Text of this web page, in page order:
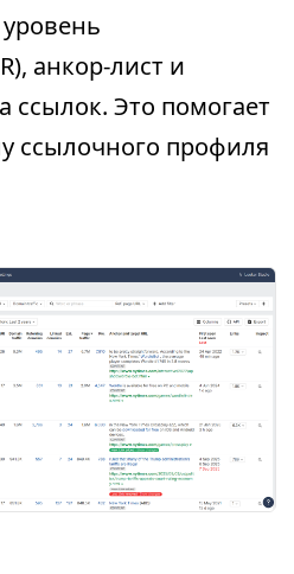
анкор-лист и
ссылок. Это помогает
ссылочного профиля